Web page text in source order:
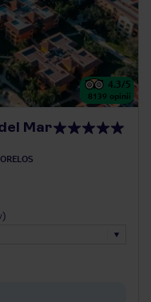
4.3/5
8139 opinii
Mar